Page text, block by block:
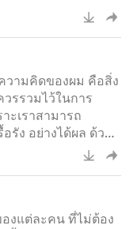
beings.” ——
วามคิดของผม คือสิ่ง
รรวมไว้ในการ
ะเราสามารถ
รัง อย่างได้ผล ด้วย
นาการ เป็นสิ่งสำคัญ
ทราบ เพราะมัน มี
นหลาย ๆ ด้านแต่ละ
การกินผลิตภัณฑ์
ห็นประโยชน์ที่คืบ
งแต่ละคน ที่ไม่ต้อง